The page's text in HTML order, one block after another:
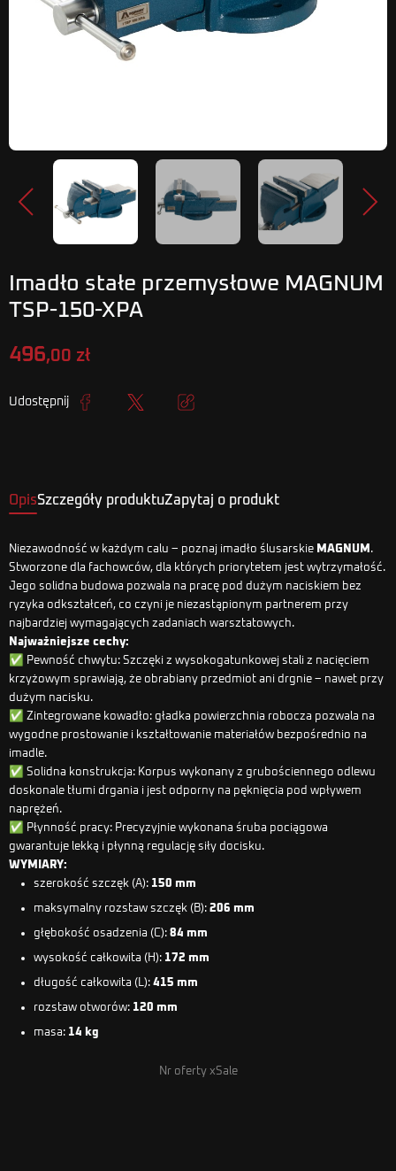
Poprzedni
Imadło stałe przemysłowe MAGNUM
TSP-150-XPA
496,00 zł
Udostępnij
OpisSzczegóły produktuZapytaj o produkt
Niezawodność w każdym calu – poznaj imadło ślusarskie MAGNUM .
Stworzone dla fachowców, dla których priorytetem jest wytrzymałość.
Jego solidna budowa pozwala na pracę pod dużym naciskiem bez
ryzyka odkształceń, co czyni je niezastąpionym partnerem przy
najbardziej wymagających zadaniach warsztatowych.
Najważniejsze cechy:
✅ Pewność chwytu: Szczęki z wysokogatunkowej stali z nacięciem
krzyżowym sprawiają, że obrabiany przedmiot ani drgnie – nawet przy
dużym nacisku.
✅ Zintegrowane kowadło: gładka powierzchnia robocza pozwala na
wygodne prostowanie i kształtowanie materiałów bezpośrednio na
imadle.
✅ Solidna konstrukcja: Korpus wykonany z grubościennego odlewu
doskonale tłumi drgania i jest odporny na pęknięcia pod wpływem
naprężeń.
✅ Płynność pracy: Precyzyjnie wykonana śruba pociągowa
gwarantuje lekką i płynną regulację siły docisku.
WYMIARY:
szerokość szczęk (A): 150 mm
maksymalny rozstaw szczęk (B): 206 mm
głębokość osadzenia (C): 84 mm
wysokość całkowita (H): 172 mm
długość całkowita (L): 415 mm
rozstaw otworów: 120 mm
masa: 14 kg
Nr oferty xSale